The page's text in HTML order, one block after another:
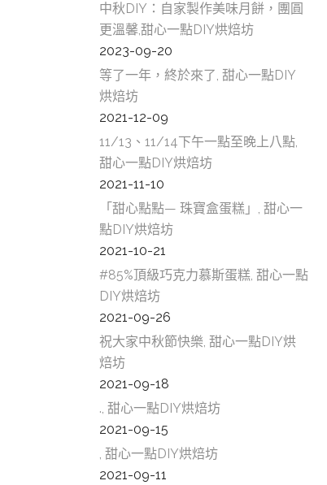
中秋DIY：自家製作美味月餅，團圓
更溫馨,甜心一點DIY烘焙坊
2023-09-20
等了一年，終於來了, 甜心一點DIY
烘焙坊
2021-12-09
11/13、11/14下午一點至晚上八點,
甜心一點DIY烘焙坊
2021-11-10
「甜心點點— 珠寶盒蛋糕」, 甜心一
點DIY烘焙坊
2021-10-21
#85%頂級巧克力慕斯蛋糕, 甜心一點
DIY烘焙坊
2021-09-26
祝大家中秋節快樂, 甜心一點DIY烘
焙坊
2021-09-18
., 甜心一點DIY烘焙坊
2021-09-15
, 甜心一點DIY烘焙坊
2021-09-11